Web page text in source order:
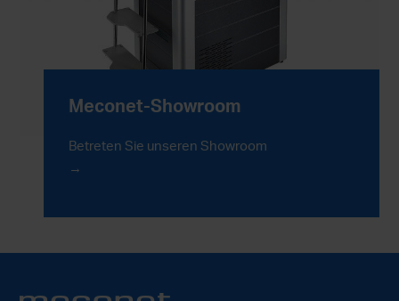
Meconet-Showroom
Betreten Sie unseren Showroom